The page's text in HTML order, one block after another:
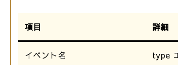
項目 詳細
イベント名 type